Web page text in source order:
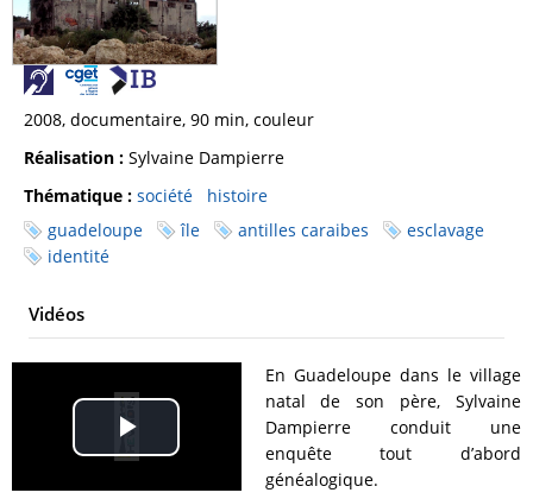
2008, documentaire, 90 min, couleur
Réalisation : Sylvaine Dampierre
Thématique : société
histoire
guadeloupe
île antilles caraibes
esclavage
identité
Vidéos
Play
En Guadeloupe dans le village
natal de son père, Sylvaine
Dampierre conduit une
enquête tout d’abord
généalogique.